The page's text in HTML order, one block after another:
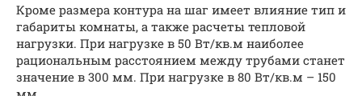
Кроме размера контура на шаг имеет влияние тип и
габариты комнаты, а также расчеты тепловой
нагрузки. При нагрузке в 50 Вт/кв.м наиболее
рациональным расстоянием между трубами станет
значение в 300 мм. При нагрузке в 80 Вт/кв.м – 150